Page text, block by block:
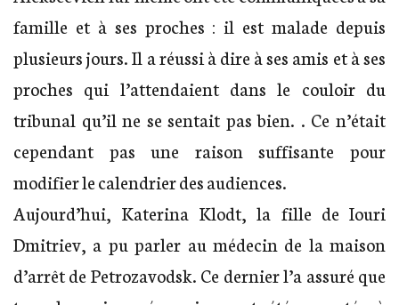
famille et à ses proches : il est malade depuis
plusieurs jours. Il a réussi à dire à ses amis et à ses
proches qui l’attendaient dans le couloir du
tribunal qu’il ne se sentait pas bien. . Ce n’était
cependant pas une raison suffisante pour
modifier le calendrier des audiences.
Aujourd’hui, Katerina Klodt, la fille de Iouri
Dmitriev, a pu parler au médecin de la maison
d’arrêt de Petrozavodsk. Ce dernier l’a assuré que